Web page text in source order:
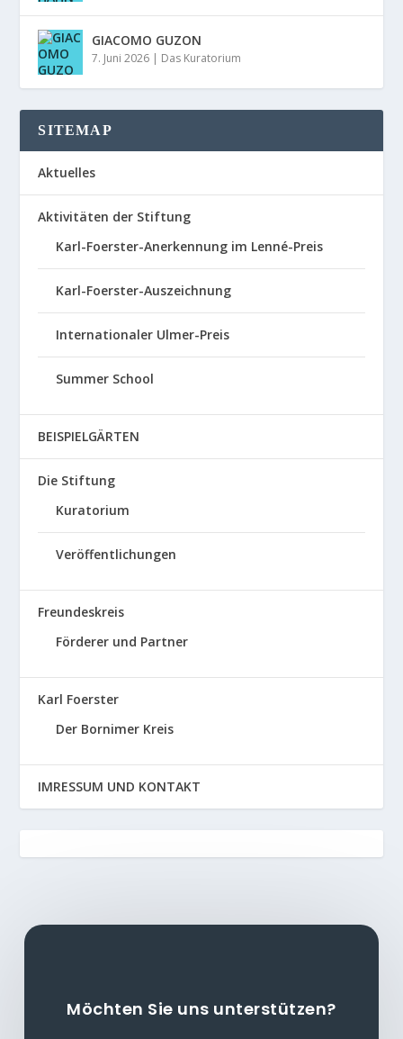
GIACOMO GUZON
7. Juni 2026 | Das Kuratorium
SITEMAP
Aktuelles
Aktivitäten der Stiftung
Karl-Foerster-Anerkennung im Lenné-Preis
Karl-Foerster-Auszeichnung
Internationaler Ulmer-Preis
Summer School
BEISPIELGÄRTEN
Die Stiftung
Kuratorium
Veröffentlichungen
Freundeskreis
Förderer und Partner
Karl Foerster
Der Bornimer Kreis
IMRESSUM UND KONTAKT
Möchten Sie uns unterstützen?